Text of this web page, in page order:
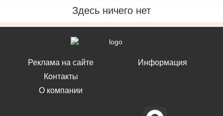
Здесь ничего нет
Реклама на сайте
Контакты
О компании
Информация